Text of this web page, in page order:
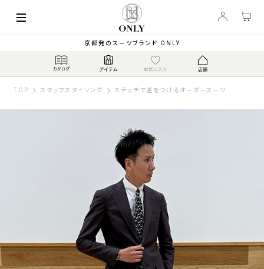
京都発のスーツブランド ONLY
TOP スタッフスタイリング ステッチで差をつけるオーダースーツ